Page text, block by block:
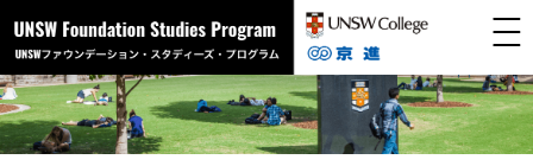
ン
ン
ツ
へ
ス
ビ
ー
シ
ョ
ン